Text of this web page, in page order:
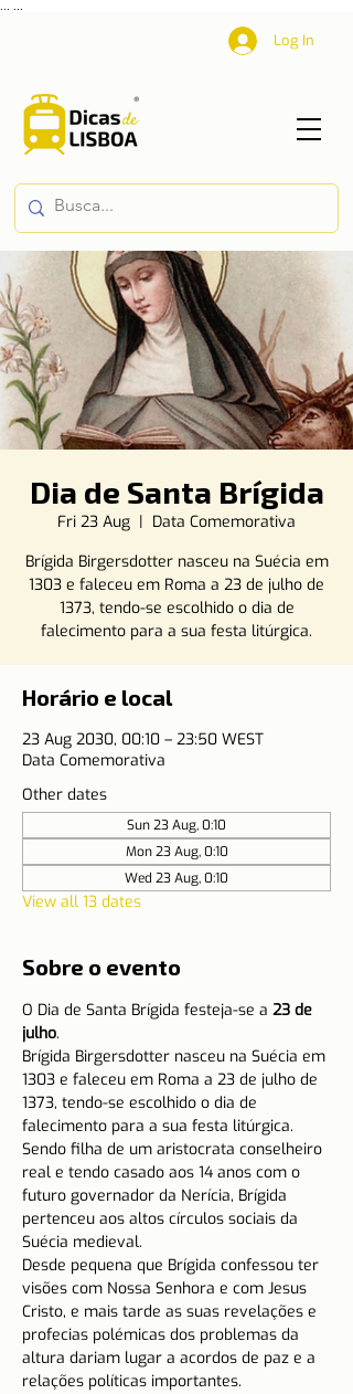
Log In
Dia de Santa Brígida
Fri 23 Aug
  |
Data Comemorativa
Brígida Birgersdotter nasceu na Suécia em
1303 e faleceu em Roma a 23 de julho de
1373, tendo-se escolhido o dia de
falecimento para a sua festa litúrgica.
Horário e local
23 Aug 2030, 00:10 – 23:50 WEST
Data Comemorativa
Other dates
Sun 23 Aug, 0:10
Mon 23 Aug, 0:10
Wed 23 Aug, 0:10
View all 13 dates
Sobre o evento
O Dia de Santa Brígida festeja-se a 23 de
julho.
Brígida Birgersdotter nasceu na Suécia em
1303 e faleceu em Roma a 23 de julho de
1373, tendo-se escolhido o dia de
falecimento para a sua festa litúrgica.
Sendo filha de um aristocrata conselheiro
real e tendo casado aos 14 anos com o
futuro governador da Nerícia, Brígida
pertenceu aos altos círculos sociais da
Suécia medieval.
Desde pequena que Brígida confessou ter
visões com Nossa Senhora e com Jesus
Cristo, e mais tarde as suas revelações e
profecias polémicas dos problemas da
altura dariam lugar a acordos de paz e a
relações políticas importantes.